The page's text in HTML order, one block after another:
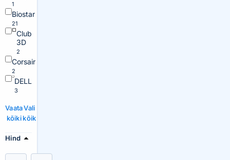
1
Biostar
21
Club
3D
2
Corsair
2
DELL
3
Vaata
kõiki
Vali
kõik
Hind